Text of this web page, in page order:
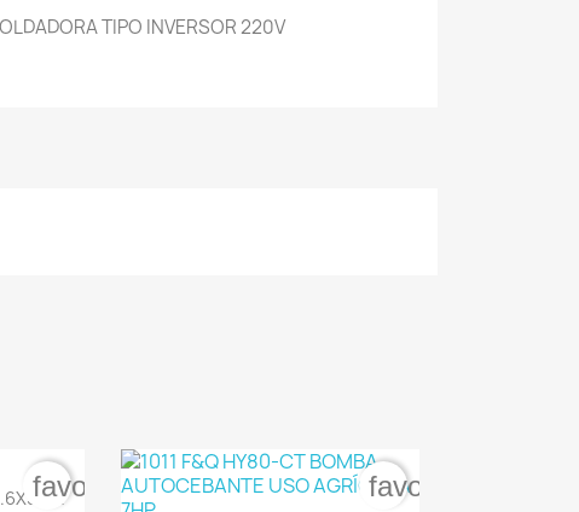
TIPO INVERSOR 220V
favorite_border
favorite_border